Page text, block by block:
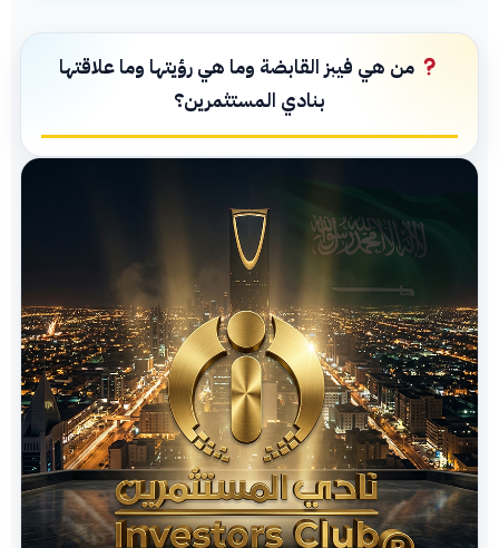
من هي فيبز القابضة وما هي رؤيتها وما علاقتها
بنادي المستثمرين؟